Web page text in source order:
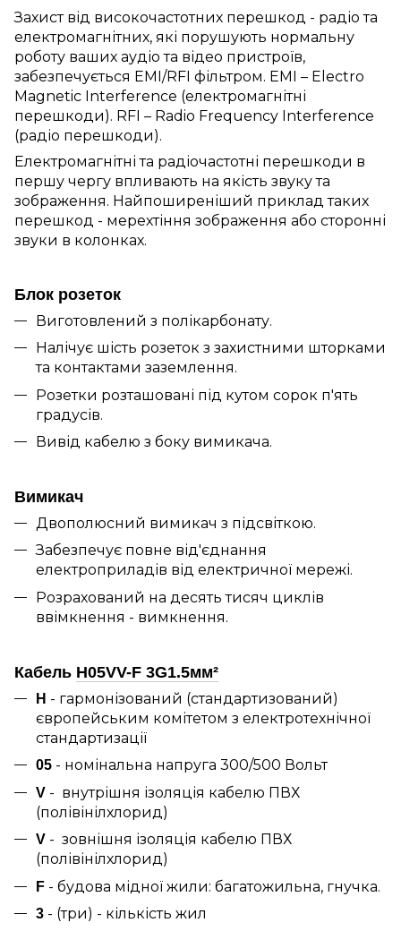
Захист від високочастотних перешкод - радіо та
електромагнітних, які порушують нормальну
роботу ваших аудіо та відео пристроїв,
забезпечується EMI/RFI фільтром. EMI – Electro
Magnetic Interference (електромагнітні
перешкоди). RFI – Radio Frequency Interference
(радіо перешкоди).
Електромагнітні та радіочастотні перешкоди в
першу чергу впливають на якість звуку та
зображення. Найпоширеніший приклад таких
перешкод - мерехтіння зображення або сторонні
звуки в колонках.
Блок розеток
Виготовлений з полікарбонату.
Налічує шість розеток з захистними шторками
та контактами заземлення.
Розетки розташовані під кутом сорок п'ять
градусів.
Вивід кабелю з боку вимикача.
Вимикач
Двополюсний вимикач з підсвіткою.
Забезпечує повне від'єднання
електроприладів від електричної мережі.
Розрахований на десять тисяч циклів
ввімкнення - вимкнення.
Кабель H05VV-F 3G1.5мм²
H - гармонізований (стандартизований)
європейським комітетом з електротехнічної
стандартизації
05 - номінальна напруга 300/500 Вольт
V - внутрішня ізоляція кабелю ПВХ
(полівінілхлорид)
V - зовнішня ізоляція кабелю ПВХ
(полівінілхлорид)
F - будова мідної жили: багатожильна, гнучка.
3 - (три) - кількість жил